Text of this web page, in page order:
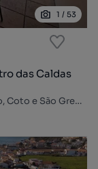
1 / 53
das Caldas
Caldas da Rainha, Nossa Senhora do Pópulo, Coto e São Gregório, Caldas da Rainha, Leiria